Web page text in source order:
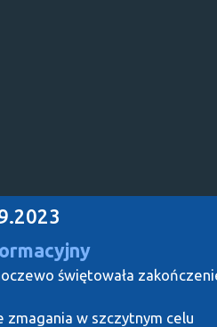
świętowała
zmagania w szczytnym celu